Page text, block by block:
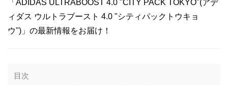
「ADIDAS ULTRABOOST 4.0 "CITY PACK TOKYO"(アデ
ィダス ウルトラブースト 4.0 "シティパックトウキョ
ウ")」の最新情報をお届け！
目次